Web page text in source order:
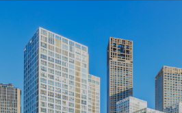
SeoCho